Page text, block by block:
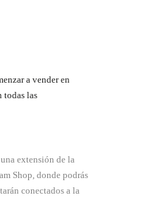
a vender en
todas las
extensión de la
Shop, donde podrás
conectados a la